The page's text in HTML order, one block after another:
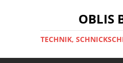
OBLIS
TECHNIK,